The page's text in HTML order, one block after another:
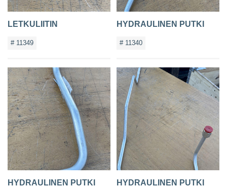
LETKULIITIN
# 11349
HYDRAULINEN PUTKI
# 11340
HYDRAULINEN PUTKI HYDRAULINEN PUTKI